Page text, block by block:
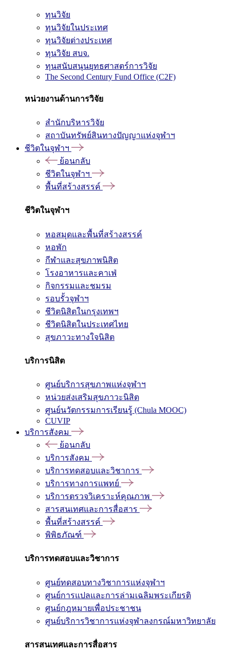
ทุนวิจัย
ทุนวิจัยในประเทศ
ทุนวิจัยต่างประเทศ
ทุนวิจัย สบจ.
ทุนสนับสนุนยุทธศาสตร์การวิจัย
The Second Century Fund Office (C2F)
หน่วยงานด้านการวิจัย
สำนักบริหารวิจัย
สถาบันทรัพย์สินทางปัญญาแห่งจุฬาฯ
ชีวิตในจุฬาฯ
ย้อนกลับ
ชีวิตในจุฬาฯ
พื้นที่สร้างสรรค์
ชีวิตในจุฬาฯ
หอสมุดและพื้นที่สร้างสรรค์
หอพัก
กีฬาและสุขภาพนิสิต
โรงอาหารและคาเฟ่
กิจกรรมและชมรม
รอบรั้วจุฬาฯ
ชีวิตนิสิตในกรุงเทพฯ
ชีวิตนิสิตในประเทศไทย
สุขภาวะทางใจนิสิต
บริการนิสิต
ศูนย์บริการสุขภาพแห่งจุฬาฯ
หน่วยส่งเสริมสุขภาวะนิสิต
ศูนย์นวัตกรรมการเรียนรู้ (Chula MOOC)
CUVIP
บริการสังคม
ย้อนกลับ
บริการสังคม
บริการทดสอบและวิชาการ
บริการทางการแพทย์
บริการตรวจวิเคราะห์คุณภาพ
สารสนเทศและการสื่อสาร
พื้นที่สร้างสรรค์
พิพิธภัณฑ์
บริการทดสอบและวิชาการ
ศูนย์ทดสอบทางวิชาการแห่งจุฬาฯ
ศูนย์การแปลและการล่ามเฉลิมพระเกียรติ
ศูนย์กฎหมายเพื่อประชาชน
ศูนย์บริการวิชาการแห่งจุฬาลงกรณ์มหาวิทยาลัย
สารสนเทศและการสื่อสาร